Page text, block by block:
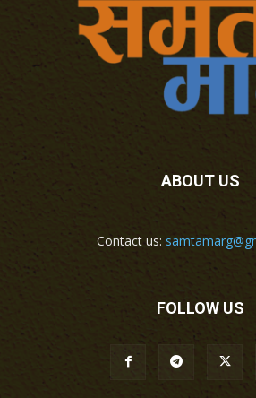
ABOUT US
Contact us:
FOLLOW US